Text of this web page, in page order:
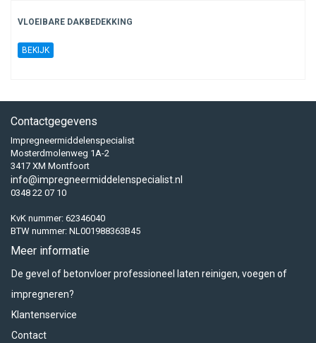
VLOEIBARE DAKBEDEKKING
BEKIJK
Contactgegevens
Impregneermiddelenspecialist
Mosterdmolenweg 1A-2
3417 XM Montfoort
info@impregneermiddelenspecialist.nl
0348 22 07 10
KvK nummer: 62346040
BTW nummer: NL001988363B45
Meer informatie
De gevel of betonvloer professioneel laten reinigen, voegen of
impregneren?
Klantenservice
Contact